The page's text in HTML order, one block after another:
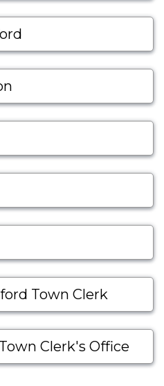
Town Clerk
Clerk's Office